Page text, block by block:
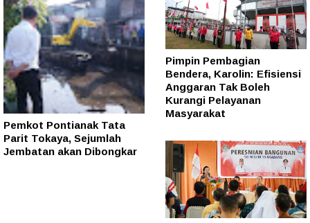
Pemkot Pontianak Tata
Parit Tokaya, Sejumlah
Jembatan akan Dibongkar
Pimpin Pembagian
Bendera, Karolin: Efisiensi
Anggaran Tak Boleh
Kurangi Pelayanan
Masyarakat